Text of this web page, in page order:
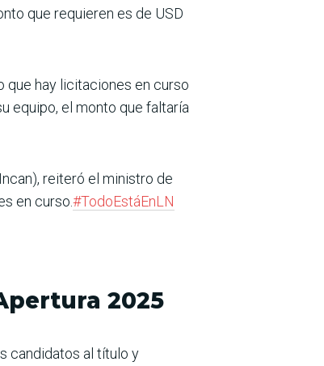
que requieren es de USD
que hay licitaciones en curso
equipo, el monto que faltaría
reiteró el ministro de
en curso.#TodoEstáEnLN
2025
candidatos al título y